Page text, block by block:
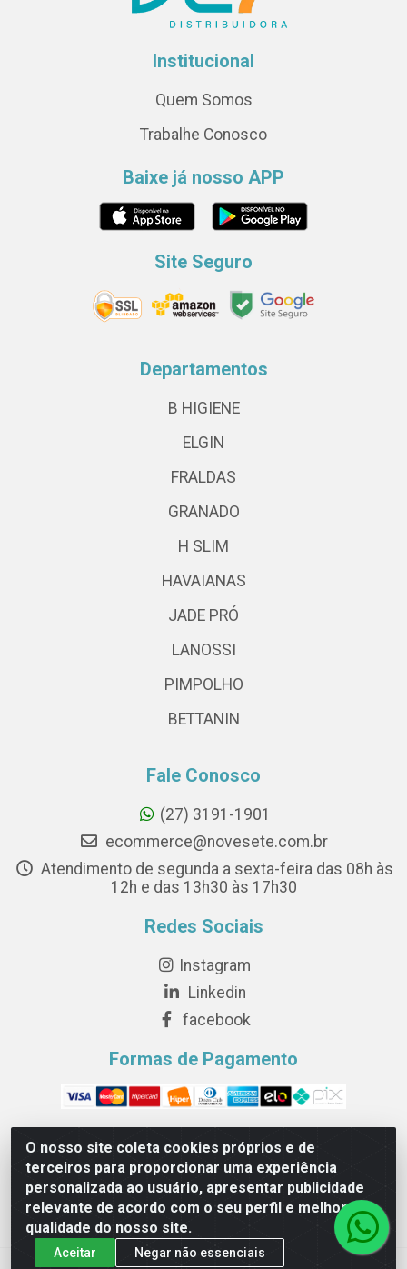
O nosso site coleta cookies próprios e de
terceiros para proporcionar uma experiência
personalizada ao usuário, apresentar publicidade
relevante de acordo com o seu perfil e melhorar a
qualidade do nosso site.
Aceitar Negar não essenciais
Institucional
Quem Somos
Trabalhe Conosco
Baixe já nosso APP
Site Seguro
Departamentos
B HIGIENE
ELGIN
FRALDAS
GRANADO
H SLIM
HAVAIANAS
JADE PRÓ
LANOSSI
PIMPOLHO
BETTANIN
Fale Conosco
(27) 3191-1901
ecommerce@novesete.com.br
Atendimento de segunda a sexta-feira das 08h às
12h e das 13h30 às 17h30
Redes Sociais
Instagram
Linkedin
facebook
Formas de Pagamento
Novesete Distribuidora LTDA - Avenida Setecentos, S/N,
Terminal Intermodal da Serra, Serra/ES - CEP 29161-414 -
CNPJ 29.479.604/0001-44